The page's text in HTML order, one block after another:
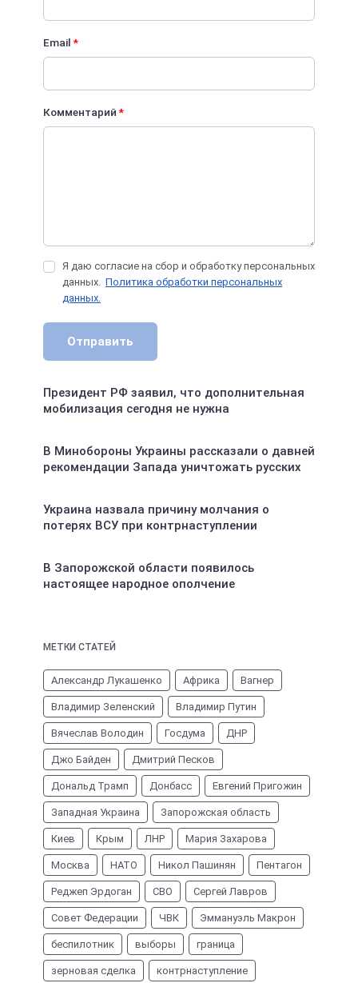
Email*
Комментарий*
Я даю согласие на сбор и обработку персональных
данных. Политика обработки персональных
данных.
Отправить
Президент РФ заявил, что дополнительная
мобилизация сегодня не нужна
В Минобороны Украины рассказали о давней
рекомендации Запада уничтожать русских
Украина назвала причину молчания о
потерях ВСУ при контрнаступлении
В Запорожской области появилось
настоящее народное ополчение
МЕТКИ СТАТЕЙ
Александр Лукашенко Африка Вагнер
Владимир Зеленский Владимир Путин
Вячеслав Володин Госдума ДНР
Джо Байден Дмитрий Песков
Дональд Трамп Донбасс Евгений Пригожин
Западная Украина Запорожская область
Киев Крым ЛНР Мария Захарова
Москва НАТО Никол Пашинян Пентагон
Реджеп Эрдоган СВО Сергей Лавров
Совет Федерации ЧВК Эммануэль Макрон
беспилотник выборы граница
зерновая сделка контрнаступление